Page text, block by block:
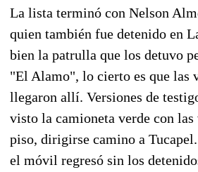
La lista terminó con Nelson
quien también fue detenido en
bien la patrulla que los detuvo
"El Alamo", lo cierto es que las
llegaron allí. Versiones de
visto la camioneta verde con
piso, dirigirse camino a
el móvil regresó sin los